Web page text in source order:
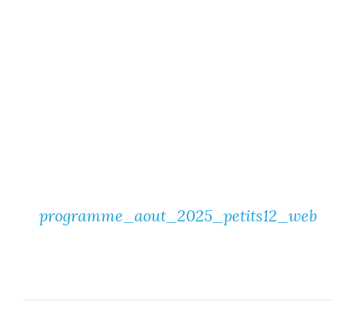
programme_aout_2025_petits12_web